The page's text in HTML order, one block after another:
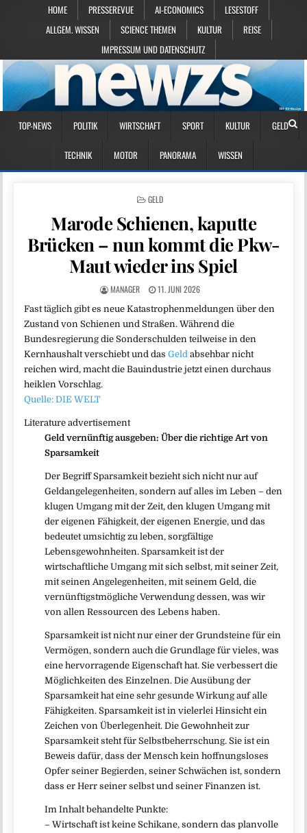
HOME PRESSEREVUE AI-ECONOMICS
LESESTOFF
ALLGEM. WISSEN
SCIENCE THEMEN KULTUR
REISE
IMPRESSUM UND DATENSCHUTZ
TOP-NEWS POLITIK WIRTSCHAFT SPORT KULTUR GELD
TECHNIK MOTOR PANORAMA WISSEN
POSTED IN
GELD
Marode Schienen, kaputte
Brücken – nun kommt die Pkw-
Maut wieder ins Spiel
MANAGER 11. JUNI 2026
Fast täglich gibt es neue Katastrophenmeldungen über den
Zustand von Schienen und Straßen. Während die
Bundesregierung die Sonderschulden teilweise in den
Kernhaushalt verschiebt und dasGeld absehbar nicht
reichen wird, macht die Bauindustrie jetzt einen durchaus
heiklen Vorschlag.
Quelle: DIE WELT
Literature advertisement
Geld vernünftig ausgeben: Über die richtige Art von
Sparsamkeit
Der Begriff Sparsamkeit bezieht sich nicht nur auf
Geldangelegenheiten, sondern auf alles im Leben – den
klugen Umgang mit der Zeit, den klugen Umgang mit
der eigenen Fähigkeit, der eigenen Energie, und das
bedeutet umsichtig zu leben, sorgfältige
Lebensgewohnheiten. Sparsamkeit ist der
wirtschaftliche Umgang mit sich selbst, mit seiner Zeit,
mit seinen Angelegenheiten, mit seinem Geld, die
vernünftigstmögliche Verwendung dessen, was wir
von allen Ressourcen des Lebens haben.
Sparsamkeit ist nicht nur einer der Grundsteine für ein
Vermögen, sondern auch die Grundlage für vieles, was
eine hervorragende Eigenschaft hat. Sie verbessert die
Möglichkeiten des Einzelnen. Die Ausübung der
Sparsamkeit hat eine sehr gesunde Wirkung auf alle
Fähigkeiten. Sparsamkeit ist in vielerlei Hinsicht ein
Zeichen von Überlegenheit. Die Gewohnheit zur
Sparsamkeit steht für Selbstbeherrschung. Sie ist ein
Beweis dafür, dass der Mensch kein hoffnungsloses
Opfer seiner Begierden, seiner Schwächen ist, sondern
dass er Herr seiner selbst und seiner Finanzen ist.
Im Inhalt behandelte Punkte:
– Wirtschaft ist keine Schikane, sondern das planvolle